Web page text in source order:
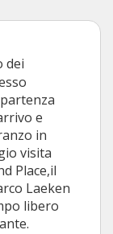
dei
e
in
visita
Place,il
Laeken
libero